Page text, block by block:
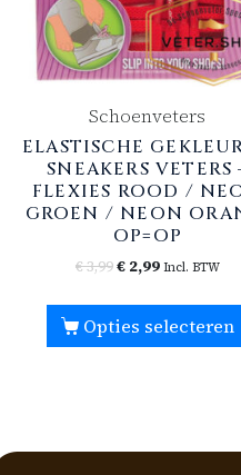
Schoenveters
ELASTISCHE
SNEAKERS VETERS
FLEXIES ROOD /
GROEN / NEON
OP=OP
€3,99€2,99 Incl. BTW
Opties selecteren